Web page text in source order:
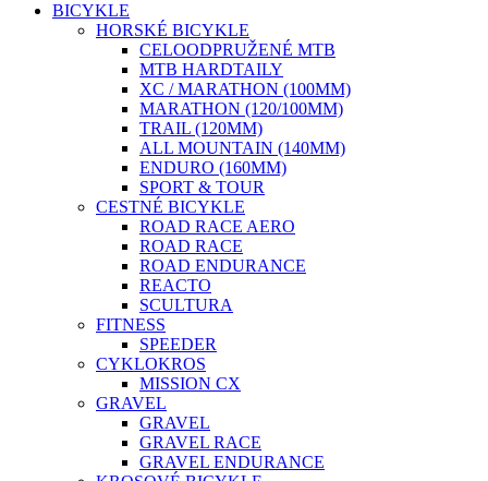
BICYKLE
HORSKÉ BICYKLE
CELOODPRUŽENÉ MTB
MTB HARDTAILY
XC / MARATHON (100MM)
MARATHON (120/100MM)
TRAIL (120MM)
ALL MOUNTAIN (140MM)
ENDURO (160MM)
SPORT & TOUR
CESTNÉ BICYKLE
ROAD RACE AERO
ROAD RACE
ROAD ENDURANCE
REACTO
SCULTURA
FITNESS
SPEEDER
CYKLOKROS
MISSION CX
GRAVEL
GRAVEL
GRAVEL RACE
GRAVEL ENDURANCE